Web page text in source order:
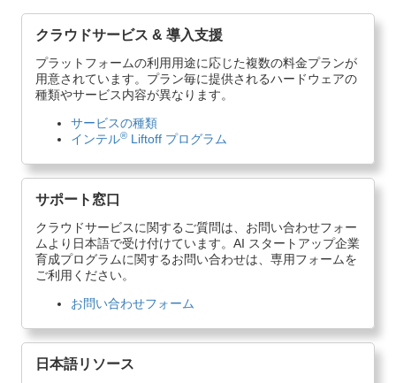
クラウドサービス & 導入支援
プラットフォームの利用用途に応じた複数の料金プランが
用意されています。プラン毎に提供されるハードウェアの
種類やサービス内容が異なります。
サービスの種類
インテル® Liftoff プログラム
サポート窓口
クラウドサービスに関するご質問は、お問い合わせフォー
ムより日本語で受け付けています。AI スタートアップ企業
育成プログラムに関するお問い合わせは、専用フォームを
ご利用ください。
お問い合わせフォーム
日本語リソース